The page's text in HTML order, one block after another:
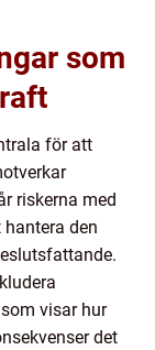
som
för att
riskerna med
den
visar hur
det